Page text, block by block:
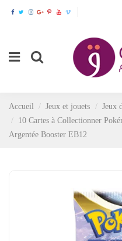
Accueil Jeux et jouets Jeux
10 Cartes à Collectionner
Argentée Booster EB12